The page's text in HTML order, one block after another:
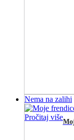
Nema na zalihi
Pročitaj više